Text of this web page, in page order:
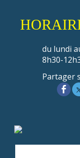
du lundi
8h30-
Partager